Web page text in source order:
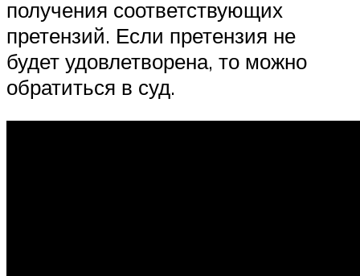
получения соответствующих
претензий. Если претензия не
будет удовлетворена, то можно
обратиться в суд.